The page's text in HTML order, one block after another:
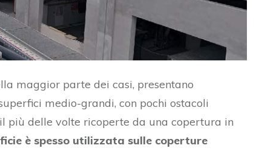
maggior parte dei casi, presentano
medio-grandi, con pochi ostacoli
più delle volte ricoperte da una copertura in
è spesso utilizzata sulle coperture